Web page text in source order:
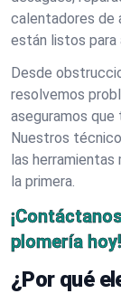
calentadores de
están listos para
Desde
resolvemos
aseguramos
Nuestros
las herramientas
la primera.
plomería hoy!
¿Por qué